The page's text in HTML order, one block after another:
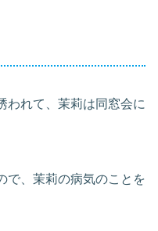
われて、茉莉は同窓会に
で、茉莉の病気のことを